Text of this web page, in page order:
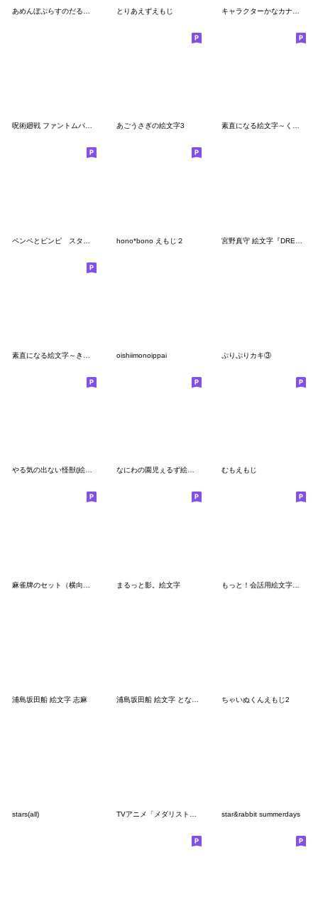
とりあえずえもじ キャラクターかなカナもじ
呪術廻戦 ファントムパレード 絵文字vol.1 あごうさぎの絵文字3 素直になる絵文字～くまちゃんと！～
hono*bono えもじ２
oishiimonoippai ぷりぷりカキ③
やる気の出ない怪獣(絵文字) なにわの園児ぇるず絵文字 むもえもじ
まるっと影。絵文字 もっと！会話用絵文字コンボ
浦島坂田船 絵文字 志麻 ちゃいぬくんえもじ2
stars(all) TVアニメ「メダリスト」Vol.3 star&rabbit summerdays